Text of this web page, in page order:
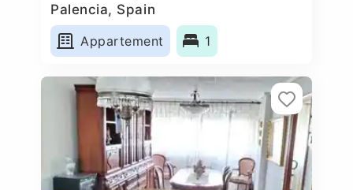
Palencia, Spain
Appartement
1